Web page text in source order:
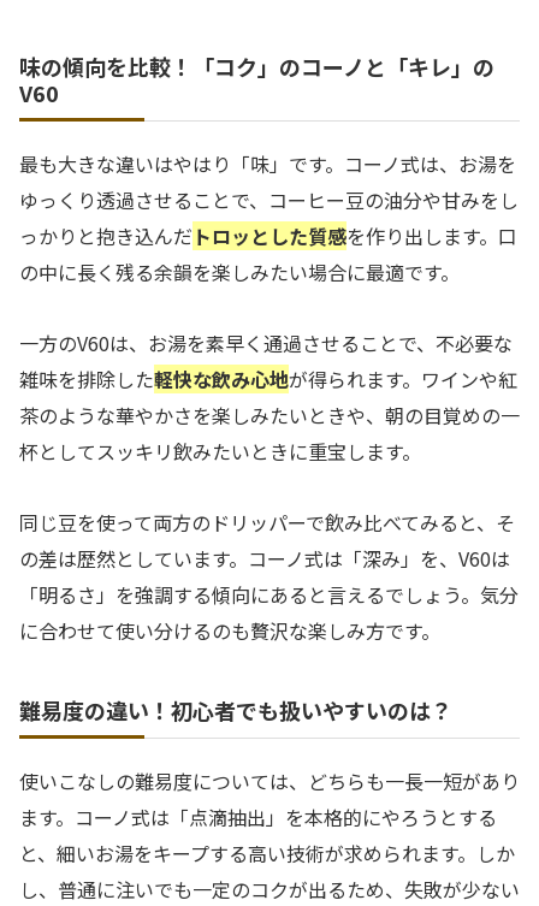
味の傾向を比較！「コク」のコーノと「キレ」の
V60
最も大きな違いはやはり「味」です。コーノ式は、お湯を
ゆっくり透過させることで、コーヒー豆の油分や甘みをし
っかりと抱き込んだ トロッとした質感を作り出します。口
の中に長く残る余韻を楽しみたい場合に最適です。
一方のV60は、お湯を素早く通過させることで、不必要な
雑味を排除した軽快な飲み心地が得られます。ワインや紅
茶のような華やかさを楽しみたいときや、朝の目覚めの一
杯としてスッキリ飲みたいときに重宝します。
同じ豆を使って両方のドリッパーで飲み比べてみると、そ
の差は歴然としています。コーノ式は「深み」を、V60は
「明るさ」を強調する傾向にあると言えるでしょう。気分
に合わせて使い分けるのも贅沢な楽しみ方です。
難易度の違い！初心者でも扱いやすいのは？
使いこなしの難易度については、どちらも一長一短があり
ます。コーノ式は「点滴抽出」を本格的にやろうとする
と、細いお湯をキープする高い技術が求められます。しか
し、普通に注いでも一定のコクが出るため、失敗が少ない